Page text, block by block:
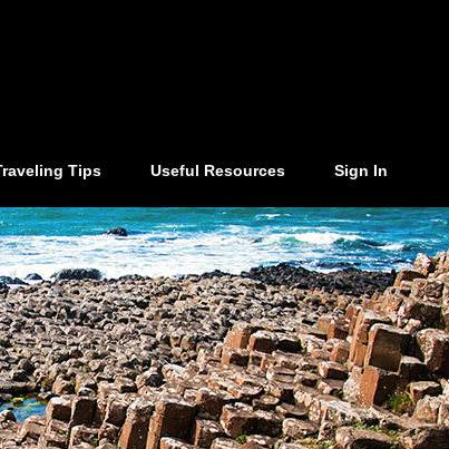
Tips Useful Resources Sign In